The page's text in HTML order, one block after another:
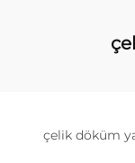
çelik döküm